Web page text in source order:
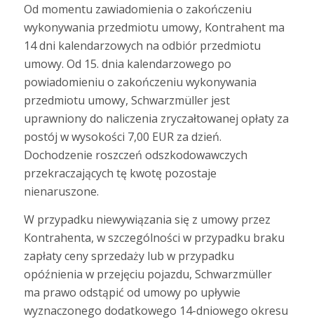
Od momentu zawiadomienia o zakończeniu
wykonywania przedmiotu umowy, Kontrahent ma
14 dni kalendarzowych na odbiór przedmiotu
umowy. Od 15. dnia kalendarzowego po
powiadomieniu o zakończeniu wykonywania
przedmiotu umowy, Schwarzmüller jest
uprawniony do naliczenia zryczałtowanej opłaty za
postój w wysokości 7,00 EUR za dzień.
Dochodzenie roszczeń odszkodowawczych
przekraczających tę kwotę pozostaje
nienaruszone.
W przypadku niewywiązania się z umowy przez
Kontrahenta, w szczególności w przypadku braku
zapłaty ceny sprzedaży lub w przypadku
opóźnienia w przejęciu pojazdu, Schwarzmüller
ma prawo odstąpić od umowy po upływie
wyznaczonego dodatkowego 14-dniowego okresu